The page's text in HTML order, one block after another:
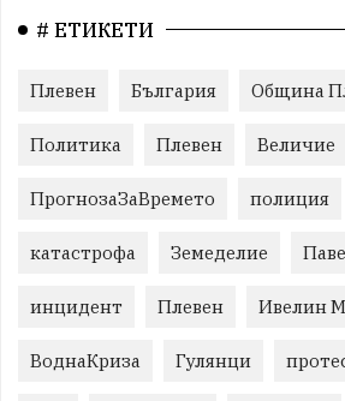
# ЕТИКЕТИ
Плевен България Община
Политика Плевен Величие
ПрогнозаЗаВремето полиция
катастрофа Земеделие
инцидент Плевен Ивелин
ВоднаКриза Гулянци